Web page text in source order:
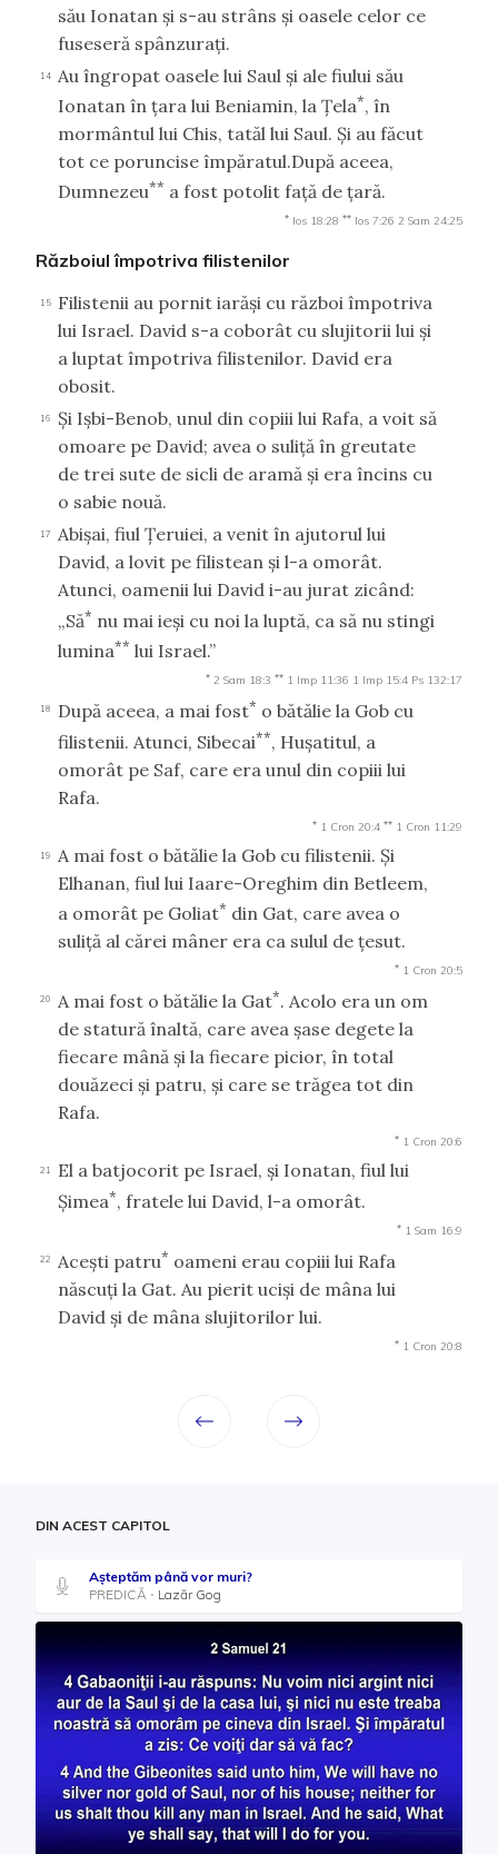
său Ionatan şi s-au strâns şi oasele celor ce
fuseseră spânzuraţi.
14
Au îngropat oasele lui Saul şi ale fiului său
Ionatan în ţara lui Beniamin, la Ţela*, în
mormântul lui Chis, tatăl lui Saul. Şi au făcut
tot ce poruncise împăratul.După aceea,
Dumnezeu** a fost potolit faţă de ţară.
* Ios 18:28 ** Ios 7:26 2 Sam 24:25
Războiul împotriva filistenilor
15
Filistenii au pornit iarăşi cu război împotriva
lui Israel. David s-a coborât cu slujitorii lui şi
a luptat împotriva filistenilor. David era
obosit.
16
Şi Işbi-Benob, unul din copiii lui Rafa, a voit să
omoare pe David; avea o suliţă în greutate
de trei sute de sicli de aramă şi era încins cu
o sabie nouă.
17
Abişai, fiul Ţeruiei, a venit în ajutorul lui
David, a lovit pe filistean şi l-a omorât.
Atunci, oamenii lui David i-au jurat zicând:
„Să* nu mai ieşi cu noi la luptă, ca să nu stingi
lumina** lui Israel.”
* 2 Sam 18:3 ** 1 Imp 11:36 1 Imp 15:4 Ps 132:17
18 După aceea, a mai fost* o bătălie la Gob cu
filistenii. Atunci, Sibecai**, Huşatitul, a
omorât pe Saf, care era unul din copiii lui
Rafa.
* 1 Cron 20:4 ** 1 Cron 11:29
19
A mai fost o bătălie la Gob cu filistenii. Şi
Elhanan, fiul lui Iaare-Oreghim din Betleem,
a omorât pe Goliat* din Gat, care avea o
suliţă al cărei mâner era ca sulul de ţesut.
* 1 Cron 20:5
20 A mai fost o bătălie la Gat*. Acolo era un om
de statură înaltă, care avea şase degete la
fiecare mână şi la fiecare picior, în total
douăzeci şi patru, şi care se trăgea tot din
Rafa.
* 1 Cron 20:6
21
El a batjocorit pe Israel, şi Ionatan, fiul lui
Şimea*, fratele lui David, l-a omorât.
* 1 Sam 16:9
22 Aceşti patru* oameni erau copiii lui Rafa
născuţi la Gat. Au pierit ucişi de mâna lui
David şi de mâna slujitorilor lui.
* 1 Cron 20:8
DIN ACEST CAPITOL
Așteptăm până vor muri?
PREDICĂ
Lazăr Gog